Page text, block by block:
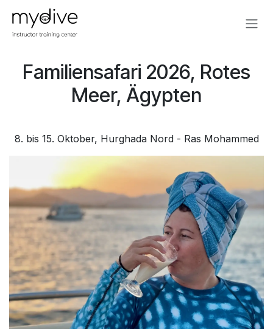
Zum Inhalt springen
Familiensafari 2026, Rotes
Meer, Ägypten
8. bis 15. Oktober, Hurghada Nord - Ras Mohammed